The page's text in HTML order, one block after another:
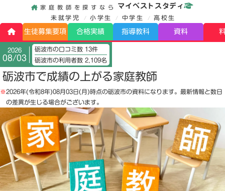
家庭教師を探すなら マイベストスタディ
未就学児 小学生 中学生 高校生
生徒募集要項 合格実績 指導教科 資料
2026
08/03
砺波市の口コミ数 13件
砺波市の利用者数 2,109名
砺波市で成績の上がる家庭教師
※2026年(令和8年)08月03日(月)時点の砺波市の資料になります。最新情報と数日
の差異が生じる場合がございます。